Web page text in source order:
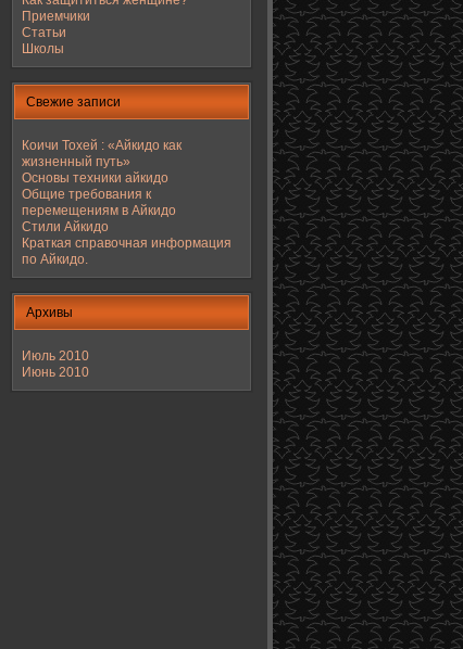
Приемчики
Статьи
Школы
Свежие записи
Коичи Тохей : «Айкидо как
жизненный путь»
Основы техники айкидо
Общие требования к
перемещениям в Айкидо
Стили Айкидо
Краткая справочная информация
по Айкидо.
Архивы
Июль 2010
Июнь 2010